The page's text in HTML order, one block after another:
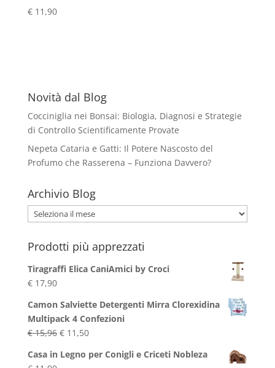
€11,90
Novità dal Blog
Cocciniglia nei Bonsai: Biologia, Diagnosi e Strategie
di Controllo Scientificamente Provate
Nepeta Cataria e Gatti: Il Potere Nascosto del
Profumo che Rasserena – Funziona Davvero?
Archivio Blog
Archivio
Blog
Prodotti più apprezzati
Tiragraffi Elica CaniAmici by Croci
€17,90
Camon Salviette Detergenti Mirra Clorexidina
Multipack 4 Confezioni
€15,96 Il
originale
€11,50Il
attuale
Casa in Legno per Conigli e Criceti Nobleza